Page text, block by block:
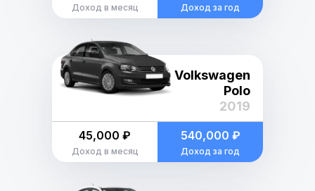
Доход в месяц Доход за год
Volkswagen
Polo
2019
45,000 ₽
Доход в месяц
540,000 ₽
Доход за год